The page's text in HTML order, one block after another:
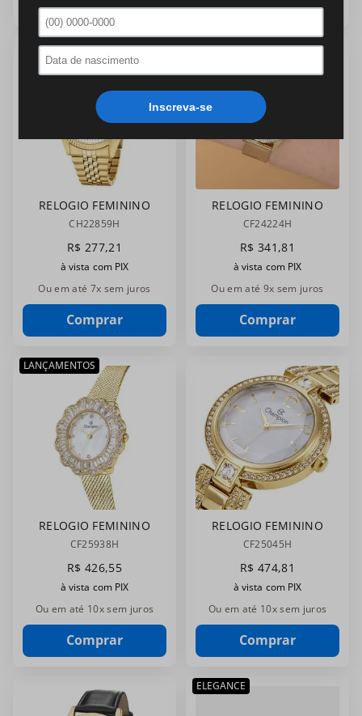
RELOGIO FEMININO
CHAMPION
CH22859H
R$ 277,21
à vista com PIX
Ou em até 7x sem juros
Comprar
RELOGIO FEMININO
CHAMPION
CF24224H
R$ 341 ,81
à vista com PIX
Ou em até 9x sem juros
Comprar
LANÇAMENTOS
RELOGIO FEMININO
CHAMPION
CF25938H
R$ 426,55
à vista com PIX
Ou em até 10x sem juros
Comprar
RELOGIO FEMININO
CHAMPION
CF25045H
R$ 474,81
à vista com PIX
Ou em até 10x sem juros
Comprar
ELEGANCE